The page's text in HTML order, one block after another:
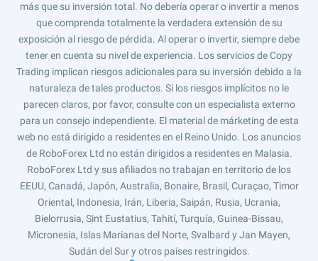
más que su inversión total. No debería operar o invertir a menos
que comprenda totalmente la verdadera extensión de su
exposición al riesgo de pérdida. Al operar o invertir, siempre debe
tener en cuenta su nivel de experiencia. Los servicios de Copy
Trading implican riesgos adicionales para su inversión debido a la
naturaleza de tales productos. Si los riesgos implícitos no le
parecen claros, por favor, consulte con un especialista externo
para un consejo independiente. El material de márketing de esta
web no está dirigido a residentes en el Reino Unido. Los anuncios
de RoboForex Ltd no están dirigidos a residentes en Malasia.
RoboForex Ltd y sus afiliados no trabajan en territorio de los
EEUU, Canadá, Japón, Australia, Bonaire, Brasil, Curaçao, Timor
Oriental, Indonesia, Irán, Liberia, Saipán, Rusia, Ucrania,
Bielorrusia, Sint Eustatius, Tahití, Turquía, Guinea-Bissau,
Micronesia, Islas Marianas del Norte, Svalbard y Jan Mayen,
Sudán del Sur y otros países restringidos.